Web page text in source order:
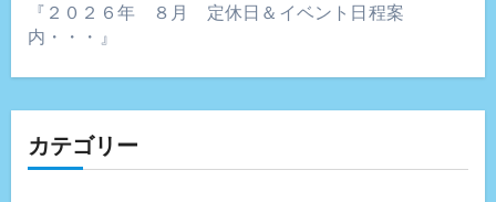
『２０２６年 ８月 定休日＆イベント日程案
内・・・』
カテゴリー